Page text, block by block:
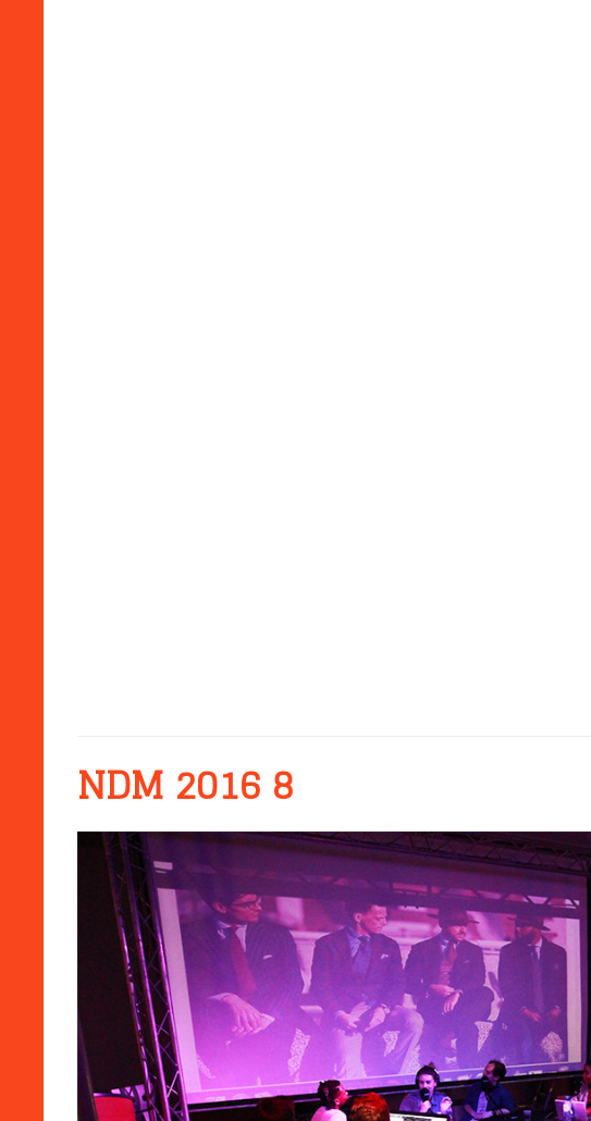
NDM 2016 8